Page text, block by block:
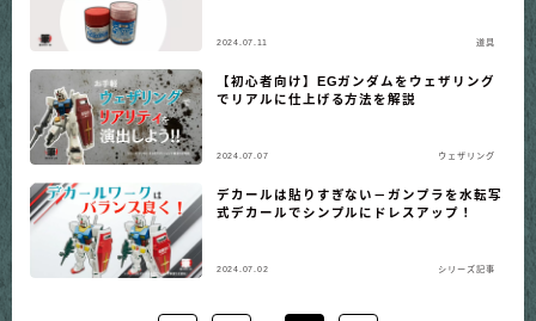
2024.07.11 道具
【初心者向け】EGガンダムをウェザリング
でリアルに仕上げる方法を解説
2024.07.07 ウェザリング
デカールは貼りすぎない－ガンプラを水転写
式デカールでシンプルにドレスアップ！
2024.07.02 シリーズ記事